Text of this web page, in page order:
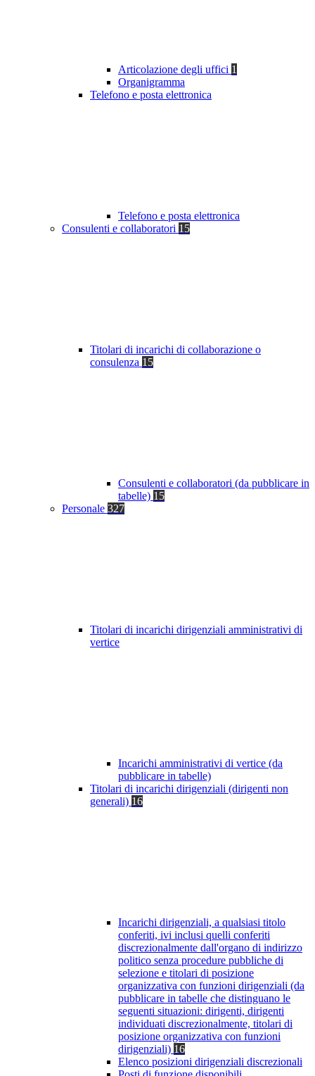
Articolazione degli uffici 1
Organigramma
Telefono e posta elettronica
Telefono e posta elettronica
Consulenti e collaboratori 15
Titolari di incarichi di collaborazione o
consulenza 15
Consulenti e collaboratori (da pubblicare in
tabelle) 15
Personale 327
Titolari di incarichi dirigenziali amministrativi di
vertice
Incarichi amministrativi di vertice (da
pubblicare in tabelle)
Titolari di incarichi dirigenziali (dirigenti non
generali) 16
Incarichi dirigenziali, a qualsiasi titolo
conferiti, ivi inclusi quelli conferiti
discrezionalmente dall'organo di indirizzo
politico senza procedure pubbliche di
selezione e titolari di posizione
organizzativa con funzioni dirigenziali (da
pubblicare in tabelle che distinguano le
seguenti situazioni: dirigenti, dirigenti
individuati discrezionalmente, titolari di
posizione organizzativa con funzioni
dirigenziali) 16
Elenco posizioni dirigenziali discrezionali